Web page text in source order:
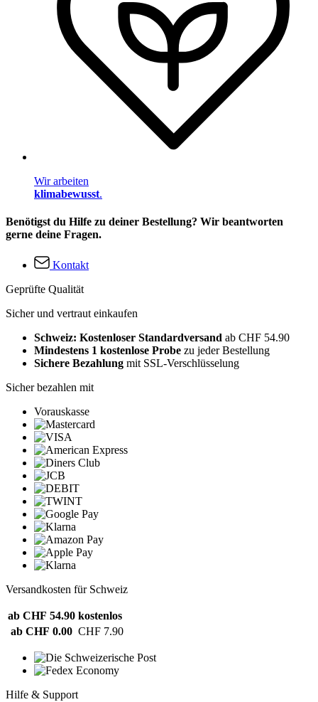
Wir arbeiten
klimabewusst.
Benötigst du Hilfe zu deiner Bestellung? Wir beantworten
gerne deine Fragen.
Kontakt
Geprüfte Qualität
Sicher und vertraut einkaufen
Schweiz: Kostenloser Standardversand ab CHF 54.90
Mindestens 1 kostenlose Probe zu jeder Bestellung
Sichere Bezahlung mit SSL-Verschlüsselung
Sicher bezahlen mit
Vorauskasse
Versandkosten für Schweiz
ab CHF 54.90 kostenlos
ab CHF 0.00 CHF 7.90
Hilfe & Support